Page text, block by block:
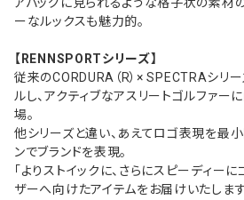
アバッグに見られるような格子状の素材
ーなルックスも魅力的。
【RENNSPORTシリーズ】
従来のCORDURA（R）× SPECTRAシリ
ルし、アクティブなアスリートゴルファー
場。
他シリーズと違い、あえてロゴ表現を最
ンでブランドを表現。
「よりストイックに、さらにスピーディー
ザーへ向けたアイテムをお届けいたします